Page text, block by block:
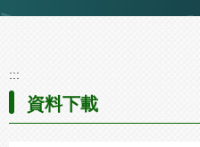
:::
資料下載